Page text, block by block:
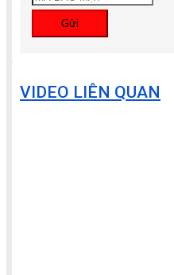
Gửi
VIDEO LIÊN QUAN